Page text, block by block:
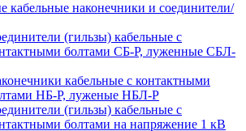
кабельные наконечники и соединители/
(гильзы) кабельные с
болтами СБ-Р, луженные СБЛ-
кабельные с контактными
НБ-Р, луженые НБЛ-Р
(гильзы) кабельные с
болтами на напряжение 1 кВ